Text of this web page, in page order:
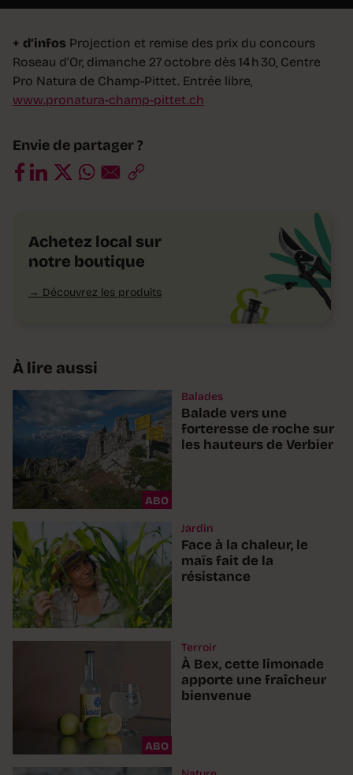
+ d’infos Projection et remise des prix du concours
Roseau d’Or, dimanche 27 octobre dès 14 h 30, Centre
Pro Natura de Champ-Pittet. Entrée libre,
www.pronatura-champ-pittet.ch
Envie de partager ?
Achetez local sur
notre boutique
Découvrez les produits
À lire aussi
ABO
Balades
Balade vers une
forteresse de roche sur
les hauteurs de Verbier
Jardin
Face à la chaleur, le
maïs fait de la
résistance
ABO
Terroir
À Bex, cette limonade
apporte une fraîcheur
bienvenue